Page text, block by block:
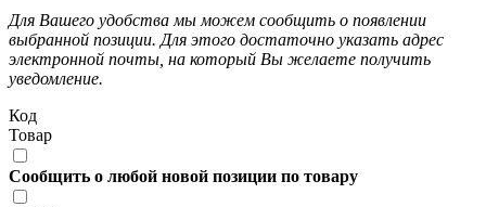
Для Вашего удобства мы можем сообщить о появлении
выбранной позиции. Для этого достаточно указать адрес
электронной почты, на который Вы желаете получить
уведомление.
Код
Товар
Сообщить о любой новой позиции по товару